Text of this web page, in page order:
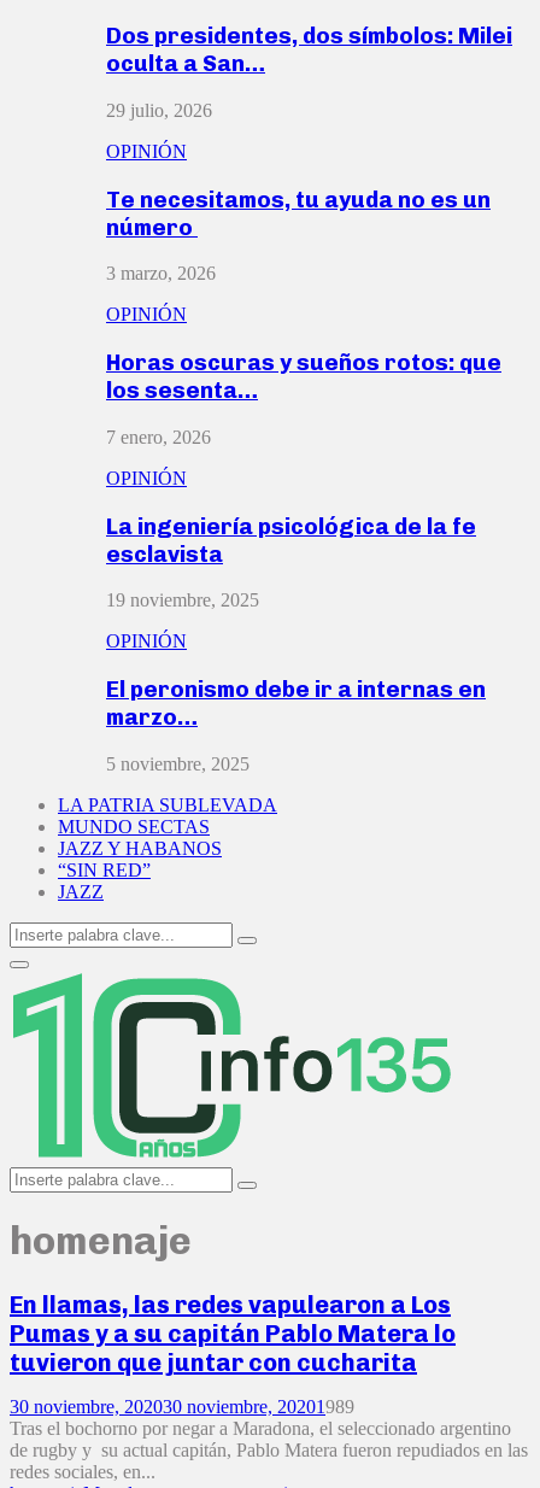
Dos presidentes, dos símbolos: Milei
oculta a San…
29 julio, 2026
OPINIÓN
Te necesitamos, tu ayuda no es un
número
3 marzo, 2026
OPINIÓN
Horas oscuras y sueños rotos: que
los sesenta…
7 enero, 2026
OPINIÓN
La ingeniería psicológica de la fe
esclavista
19 noviembre, 2025
OPINIÓN
El peronismo debe ir a internas en
marzo…
5 noviembre, 2025
LA PATRIA SUBLEVADA
MUNDO SECTAS
JAZZ Y HABANOS
“SIN RED”
JAZZ
Search
for:
Search
Primary
Menu
Search
for:
Search
homenaje
En llamas, las redes vapulearon a Los
Pumas y a su capitán Pablo Matera lo
tuvieron que juntar con cucharita
30 noviembre, 202030 noviembre, 20201989
Tras el bochorno por negar a Maradona, el seleccionado argentino
de rugby y su actual capitán, Pablo Matera fueron repudiados en las
redes sociales, en...